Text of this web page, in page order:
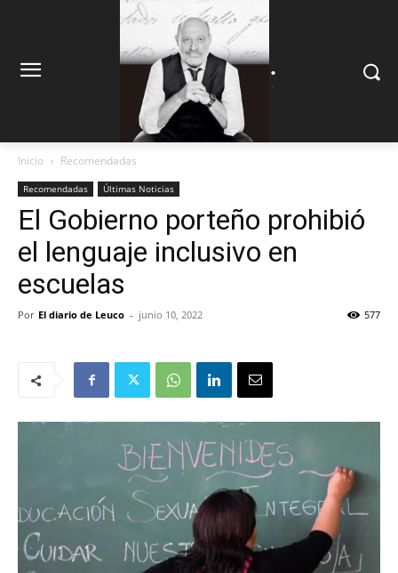
.
Inicio Recomendadas
Recomendadas Últimas Noticias
El Gobierno porteño prohibió
el lenguaje inclusivo en
escuelas
Por El diario de Leuco - junio 10, 2022 577